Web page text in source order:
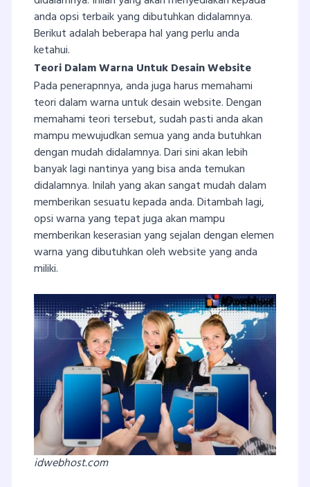
anda opsi terbaik yang dibutuhkan didalamnya.
Berikut adalah beberapa hal yang perlu anda
ketahui.
Teori Dalam Warna Untuk Desain Website
Pada penerapnnya, anda juga harus memahami
teori dalam warna untuk desain website. Dengan
memahami teori tersebut, sudah pasti anda akan
mampu mewujudkan semua yang anda butuhkan
dengan mudah didalamnya. Dari sini akan lebih
banyak lagi nantinya yang bisa anda temukan
didalamnya. Inilah yang akan sangat mudah dalam
memberikan sesuatu kepada anda. Ditambah lagi,
opsi warna yang tepat juga akan mampu
memberikan keserasian yang sejalan dengan elemen
warna yang dibutuhkan oleh website yang anda
miliki.
idwebhost.com